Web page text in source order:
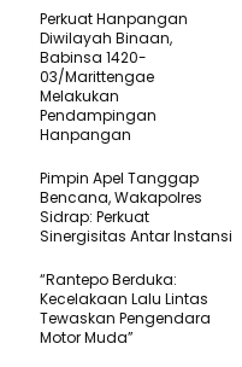
Perkuat Hanpangan
Diwilayah Binaan,
Babinsa 1420-
03/Marittengae
Melakukan
Pendampingan
Hanpangan
Pimpin Apel Tanggap
Bencana, Wakapolres
Sidrap: Perkuat
Sinergisitas Antar Instansi
“Rantepo Berduka:
Kecelakaan Lalu Lintas
Tewaskan Pengendara
Motor Muda”